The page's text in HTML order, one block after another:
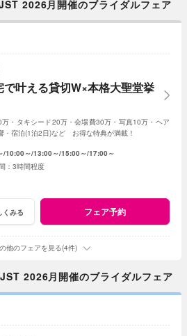
2026月開催のブライダルフェア
叶える貸切W×本格大聖堂挙
・タキシード20万・会場費30万・写真10万・ヘア
宿泊(1泊2日)など お得な特典が満載！
10:00～ 13:00～ 15:00～ 17:00～
3時間程度
くみる フェア予約
他のフェアを見る(4件)
2026月開催のブライダルフェア